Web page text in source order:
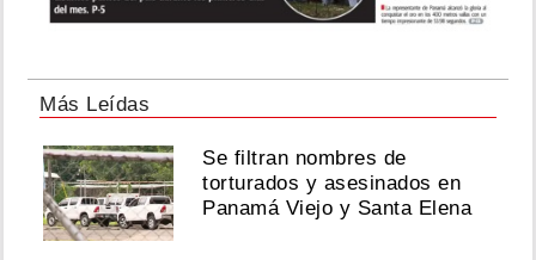
Más Leídas
Se filtran nombres de
torturados y asesinados en
Panamá Viejo y Santa Elena